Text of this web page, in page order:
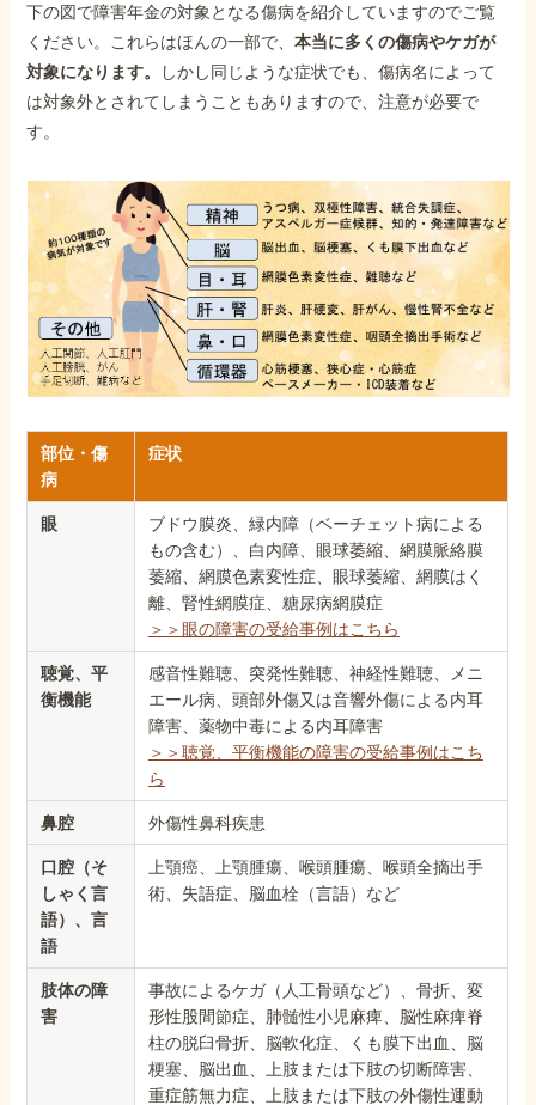
下の図で障害年金の対象となる傷病を紹介していますのでご覧
ください。これらはほんの一部で、本当に多くの傷病やケガが
対象になります。
しかし同じような症状でも、傷病名によって
は対象外とされてしまうこともありますので、注意が必要で
す。
部位・傷
病
症状
眼
ブドウ膜炎、緑内障（ベーチェット病による
もの含む）、白内障、眼球萎縮、網膜脈絡膜
萎縮、網膜色素変性症、眼球萎縮、網膜はく
離、腎性網膜症、糖尿病網膜症
＞＞眼の障害の受給事例はこちら
聴覚、平
衡機能
感音性難聴、突発性難聴、神経性難聴、メニ
エール病、頭部外傷又は音響外傷による内耳
障害、薬物中毒による内耳障害
＞＞聴覚、平衡機能の障害の受給事例はこち
ら
鼻腔 外傷性鼻科疾患
口腔（そ
しゃく言
語）、言
語
上顎癌、上顎腫瘍、喉頭腫瘍、喉頭全摘出手
術、失語症、脳血栓（言語）など
肢体の障
害
事故によるケガ（人工骨頭など）、骨折、変
形性股間節症、肺髄性小児麻痺、脳性麻痺脊
柱の脱臼骨折、脳軟化症、くも膜下出血、脳
梗塞、脳出血、上肢または下肢の切断障害、
重症筋無力症、上肢または下肢の外傷性運動